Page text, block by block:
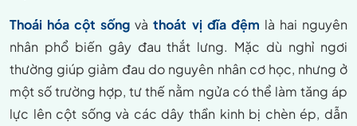
Thoái hóa cột sống vàthoát vị đĩa đệm là hai nguyên
nhân phổ biến gây đau thắt lưng. Mặc dù nghỉ ngơi
thường giúp giảm đau do nguyên nhân cơ học, nhưng ở
một số trường hợp, tư thế nằm ngửa có thể làm tăng áp
lực lên cột sống và các dây thần kinh bị chèn ép, dẫn